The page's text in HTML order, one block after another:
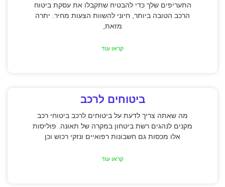
התעריפים שלך כדי להבטיח שתקבלו את עסקת ביטוח
הרכב הטובה ביותר, חיוני להשוות הצעות מחיר. יתרה
מזאת,
קראו עוד
ביטוחים לרכב
מה שאתה צריך לדעת על ביטוחים לרכב ביטוחי רכב
מקנים לנהגים רשת ביטחון במקרה של תאונה. פוליסות
אלו מכסות גם חשבונות רפואיים ונזקי רכוש וכן
קראו עוד